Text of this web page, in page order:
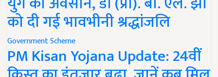
को दी गई भावभीनी श्रद्धांजलि
Government Scheme
PM Kisan Yojana Update: 24वीं